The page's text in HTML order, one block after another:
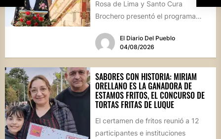
Rosa de Lima y Santo Cura
Brochero presentó el programa
El Diario Del Pueblo
04/08/2026
SABORES CON HISTORIA: MIRIAM
ORELLANO ES LA GANADORA DE
ESTAMOS FRITOS, EL CONCURSO DE
TORTAS FRITAS DE LUQUE
El certamen de fritos reunió a 12
participantes e instituciones